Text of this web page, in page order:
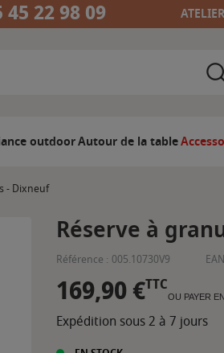
45 22 98 09
outdoorAutour de la table
- Dixneuf
Réserve à
Référence : 005.10730V9
169,90 €TTC
OU PAYER
Expédition sous 2 à 7 jours